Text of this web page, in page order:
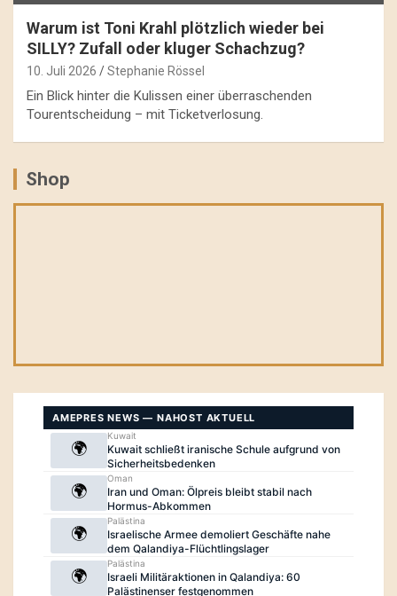
Warum ist Toni Krahl plötzlich wieder bei
SILLY? Zufall oder kluger Schachzug?
10. Juli 2026 Stephanie Rössel
Ein Blick hinter die Kulissen einer überraschenden
Tourentscheidung – mit Ticketverlosung.
Shop